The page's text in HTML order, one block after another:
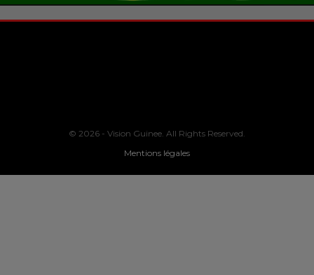
© 2026 - Vision Guinee. All Rights Reserved.
Mentions légales